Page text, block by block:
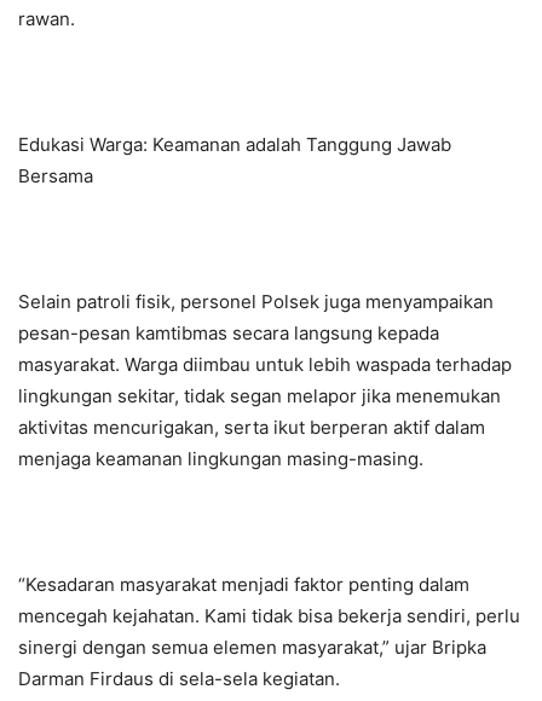
rawan.
Edukasi Warga: Keamanan adalah Tanggung Jawab
Bersama
Selain patroli fisik, personel Polsek juga menyampaikan
pesan-pesan kamtibmas secara langsung kepada
masyarakat. Warga diimbau untuk lebih waspada terhadap
lingkungan sekitar, tidak segan melapor jika menemukan
aktivitas mencurigakan, serta ikut berperan aktif dalam
menjaga keamanan lingkungan masing-masing.
“Kesadaran masyarakat menjadi faktor penting dalam
mencegah kejahatan. Kami tidak bisa bekerja sendiri, perlu
sinergi dengan semua elemen masyarakat,” ujar Bripka
Darman Firdaus di sela-sela kegiatan.